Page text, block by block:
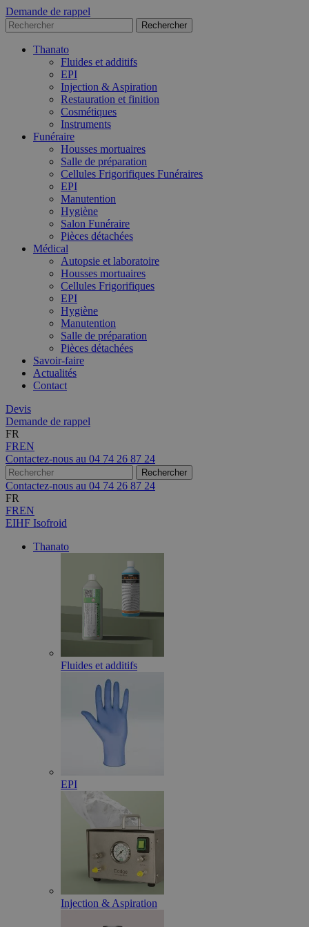
Demande de rappel
Thanato
Fluides et additifs
EPI
Injection & Aspiration
Restauration et finition
Cosmétiques
Instruments
Funéraire
Housses mortuaires
Salle de préparation
Cellules Frigorifiques Funéraires
EPI
Manutention
Hygiène
Salon Funéraire
Pièces détachées
Médical
Autopsie et laboratoire
Housses mortuaires
Cellules Frigorifiques
EPI
Hygiène
Manutention
Salle de préparation
Pièces détachées
Savoir-faire
Actualités
Contact
Devis
Demande de rappel
FR
FREN
Contactez-nous au 04 74 26 87 24
Contactez-nous au 04 74 26 87 24
FR
FREN
EIHF Isofroid
Thanato
Fluides et additifs
EPI
Injection & Aspiration